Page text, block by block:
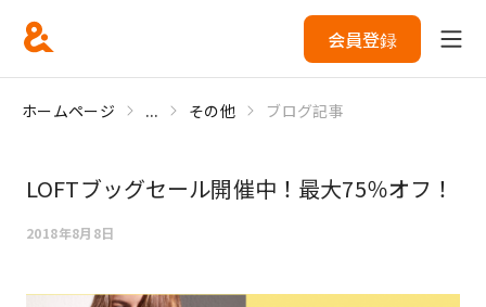
会員登録
ホームページ ... その他 ブログ記事
LOFTブッグセール開催中！最大75％オフ！
2018年8月8日